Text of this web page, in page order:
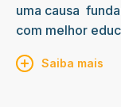
uma causa
com melhor
Saiba mais